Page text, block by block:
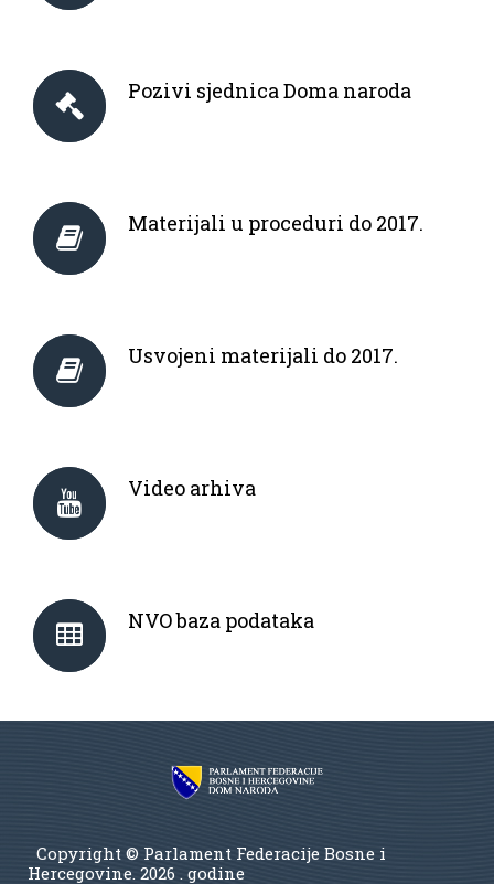
Pozivi sjednica Doma naroda
Materijali u proceduri do 2017.
Usvojeni materijali do 2017.
Video arhiva
NVO baza podataka
Copyright © Parlament Federacije Bosne i
Hercegovine. 2026 . godine